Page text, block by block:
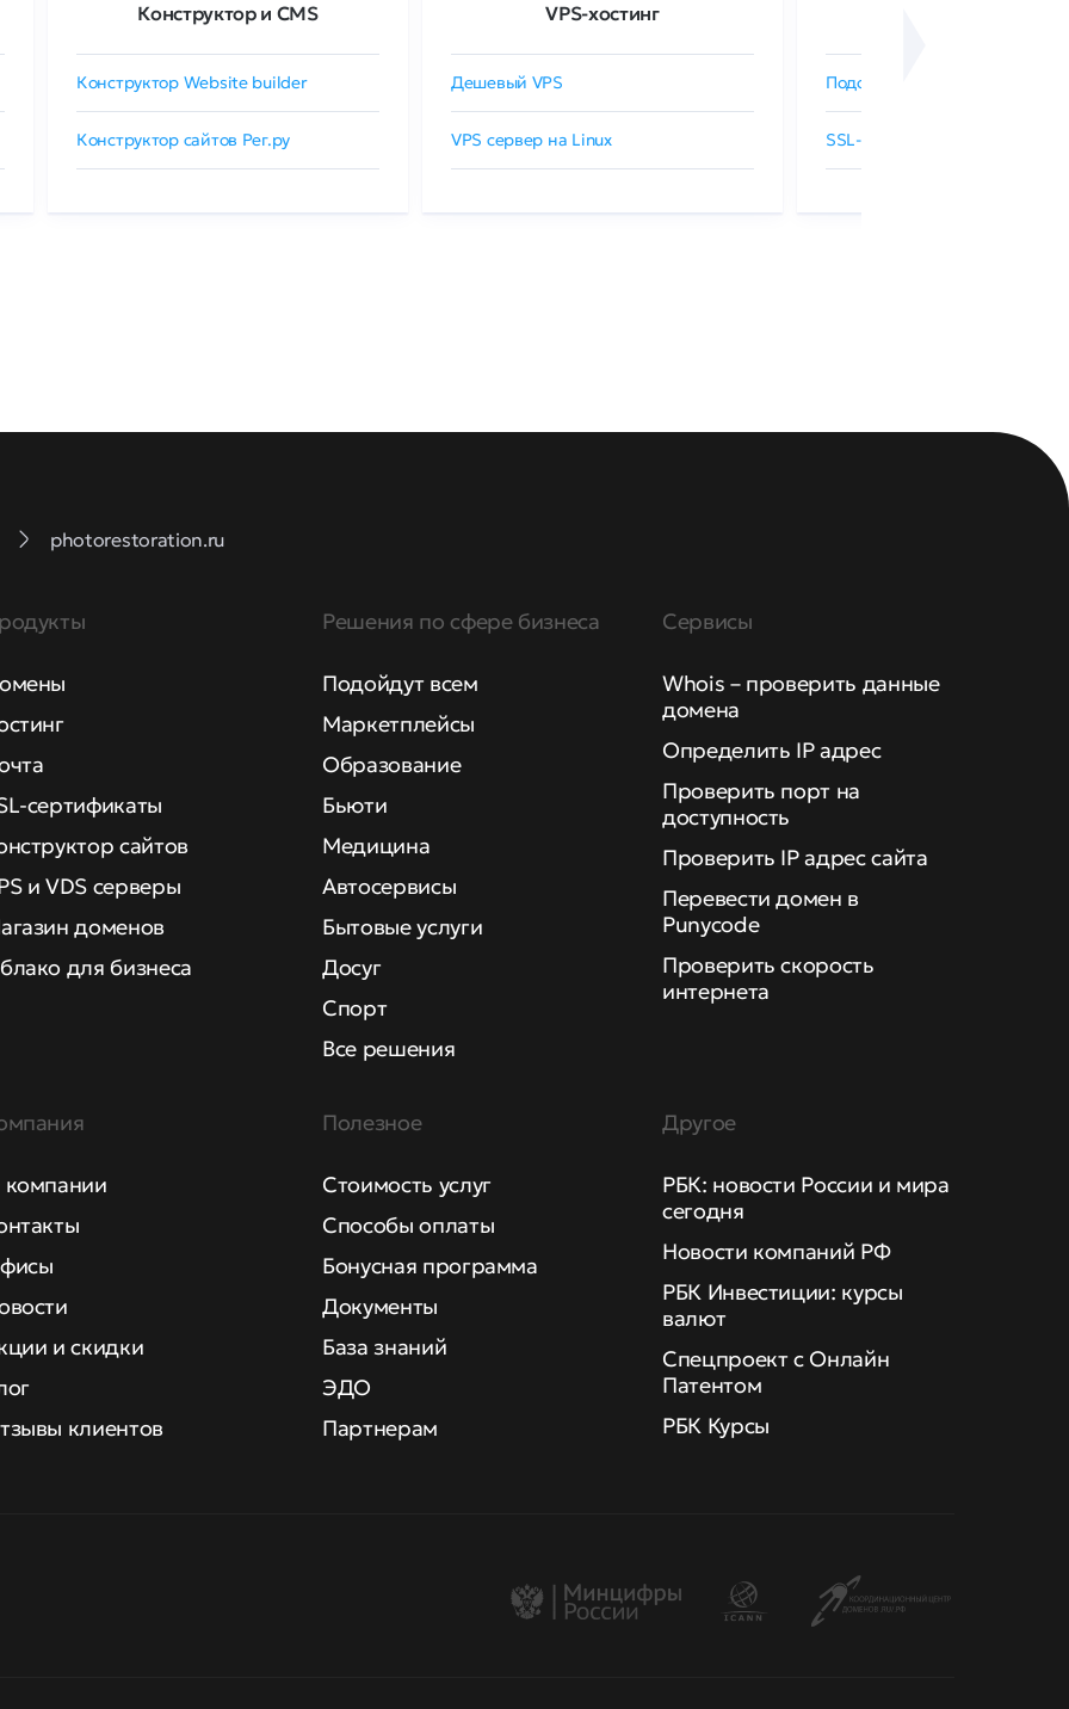
Конструктор и CMS
Конструктор Website builder
Конструктор сайтов Рег.ру
VPS-хостинг
Дешевый VPS
VPS сервер на Linux
Подобрать SSL-сертификат
SSL-сертификаты GlobalSign
photorestoration.ru
сертификаты
сайтов
и VDS серверы
доменов
для бизнеса
Решения по сфере бизнеса
Подойдут всем
Маркетплейсы
Образование
Бьюти
Медицина
Автосервисы
Бытовые услуги
Досуг
Спорт
Все решения
Сервисы
Whois – проверить данные
домена
Определить IP адрес
Проверить порт на
доступность
Проверить IP адрес сайта
Перевести домен в
Punycode
Проверить скорость
интернета
и скидки
клиентов
Полезное
Стоимость услуг
Способы оплаты
Бонусная программа
Документы
База знаний
ЭДО
Партнерам
Другое
РБК: новости России и мира
сегодня
Новости компаний РФ
РБК Инвестиции: курсы
валют
Спецпроект с Онлайн
Патентом
РБК Курсы